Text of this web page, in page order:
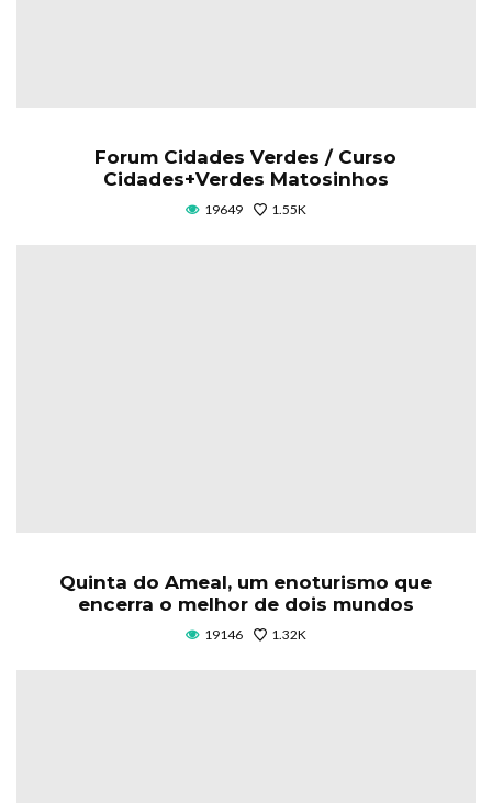
Forum Cidades Verdes / Curso
Cidades+Verdes Matosinhos
19649 1.55K
Quinta do Ameal, um enoturismo que
encerra o melhor de dois mundos
19146 1.32K